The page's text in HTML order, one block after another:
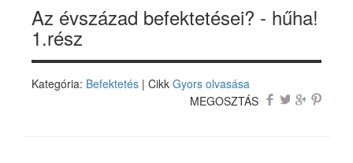
Az évszázad befektetései? - hűha!
1.rész
Kategória: Befektetés | Cikk Gyors olvasása
MEGOSZTÁS